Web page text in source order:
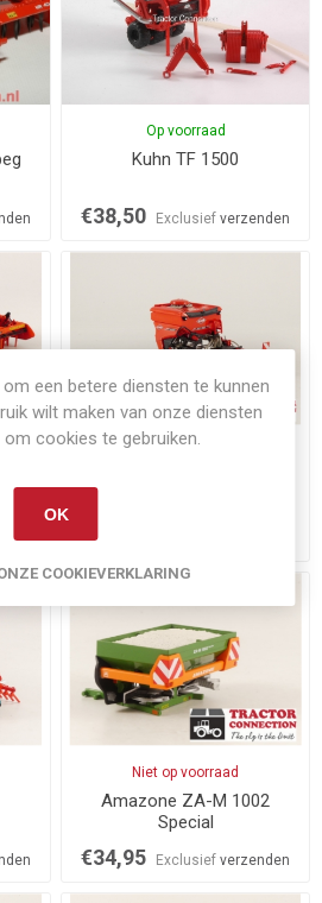
Op voorraad
Kuhn TF 1500
€38,50 Exclusiefverzenden
€49,00
Niet op voorraad
Amazone ZA-M 1002
Special
€34,95 Exclusiefverzenden
een betere diensten te kunnen
wilt maken van onze diensten
cookies te gebruiken.
OK
COOKIEVERKLARING